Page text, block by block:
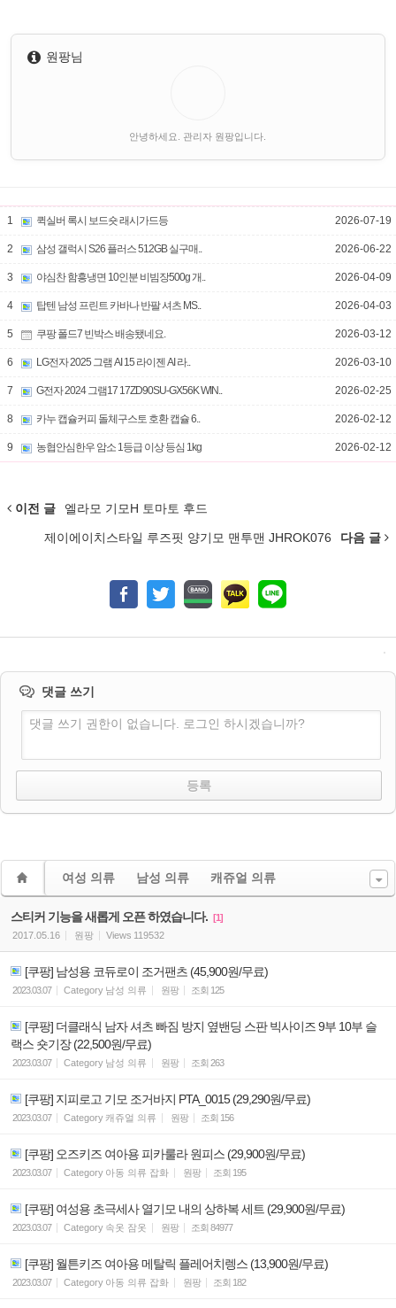
원팡님
안녕하세요. 관리자 원팡입니다.
1 퀵실버 록시 보드숏 래시가드등 2026-07-19
2 삼성 갤럭시 S26 플러스 512GB 실구매.. 2026-06-22
3 야심찬 함흥냉면 10인분 비빔장500g 개.. 2026-04-09
4 탑텐 남성 프린트 카바나 반팔 셔츠 MS.. 2026-04-03
5 쿠팡 폴드7 빈박스 배송됐네요. 2026-03-12
6 LG전자 2025 그램 AI 15 라이젠 AI 라.. 2026-03-10
7 G전자 2024 그램17 17ZD90SU-GX56K WIN.. 2026-02-25
8 카누 캡슐커피 돌체구스토 호환 캡슐 6.. 2026-02-12
9 농협안심한우 암소 1등급 이상 등심 1kg 2026-02-12
이전 글 엘라모 기모H 토마토 후드
제이에이치스타일 루즈핏 양기모 맨투맨 JHROK076 다음 글
댓글 쓰기
댓글 쓰기 권한이 없습니다. 로그인 하시겠습니까?
여성 의류 남성 의류 캐쥬얼 의류
스티커 기능을 새롭게 오픈 하였습니다. [1]
2017.05.16
원팡 Views 119532
[쿠팡] 남성용 코듀로이 조거팬츠 (45,900원/무료)
2023.03.07 Category 남성 의류 원팡 조회 125
[쿠팡] 더클래식 남자 셔츠 빠짐 방지 옆밴딩 스판 빅사이즈 9부 10부 슬
랙스 숏기장 (22,500원/무료)
2023.03.07 Category 남성 의류 원팡 조회 263
[쿠팡] 지피로고 기모 조거바지 PTA_0015 (29,290원/무료)
2023.03.07 Category 캐쥬얼 의류 원팡 조회 156
[쿠팡] 오즈키즈 여아용 피카룰라 원피스 (29,900원/무료)
2023.03.07 Category 아동 의류 잡화 원팡 조회 195
[쿠팡] 여성용 초극세사 열기모 내의 상하복 세트 (29,900원/무료)
2023.03.07 Category 속옷 잠옷 원팡 조회 84977
[쿠팡] 월튼키즈 여아용 메탈릭 플레어치렝스 (13,900원/무료)
2023.03.07 Category 아동 의류 잡화 원팡 조회 182